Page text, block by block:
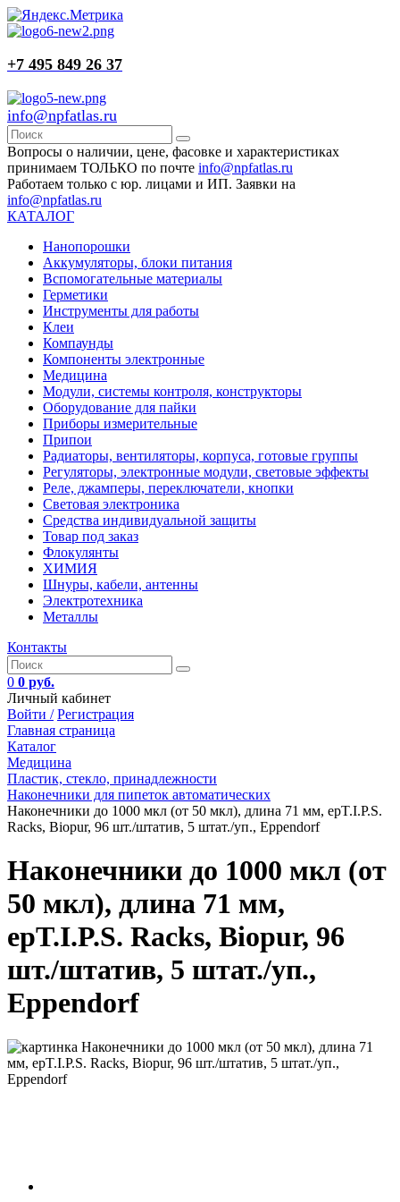
+7 495 849 26 37
info@npfatlas.ru
Вопросы о наличии, цене, фасовке и характеристиках
принимаем ТОЛЬКО по почте info@npfatlas.ru
Работаем только с юр. лицами и ИП. Заявки на
info@npfatlas.ru
КАТАЛОГ
Нанопорошки
Аккумуляторы, блоки питания
Вспомогательные материалы
Герметики
Инструменты для работы
Клеи
Компаунды
Компоненты электронные
Медицина
Модули, системы контроля, конструкторы
Оборудование для пайки
Приборы измерительные
Припои
Радиаторы, вентиляторы, корпуса, готовые группы
Регуляторы, электронные модули, световые эффекты
Реле, джамперы, переключатели, кнопки
Световая электроника
Средства индивидуальной защиты
Товар под заказ
Флокулянты
ХИМИЯ
Шнуры, кабели, антенны
Электротехника
Металлы
Контакты
0 0 руб.
Личный кабинет
Войти / Регистрация
Главная страница
Каталог
Медицина
Пластик, стекло, принадлежности
Наконечники для пипеток автоматических
Наконечники до 1000 мкл (от 50 мкл), длина 71 мм, epT.I.P.S.
Racks, Biopur, 96 шт./штатив, 5 штат./уп., Eppendorf
Наконечники до 1000 мкл (от
50 мкл), длина 71 мм,
epT.I.P.S. Racks, Biopur, 96
шт./штатив, 5 штат./уп.,
Eppendorf